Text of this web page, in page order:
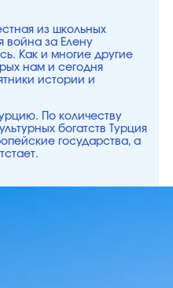
из школьных
война за Елену
Как и многие другие
нам и сегодня
истории и
По количеству
богатств Турция
государства, а